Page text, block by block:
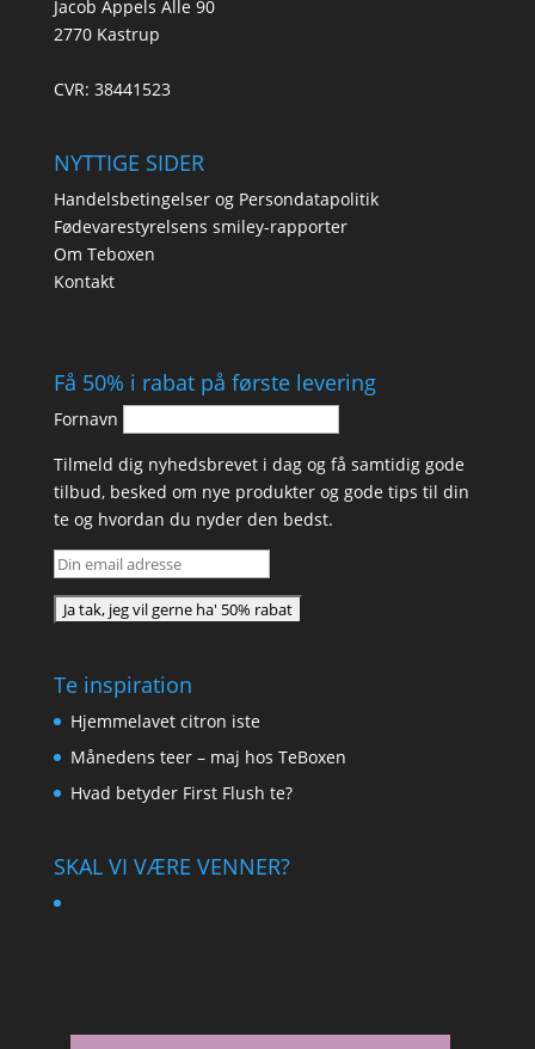
Jacob Appels Alle 90
2770 Kastrup
CVR: 38441523
NYTTIGE SIDER
Handelsbetingelser og Persondatapolitik
Fødevarestyrelsens smiley-rapporter
Om Teboxen
Kontakt
Få 50% i rabat på første levering
Fornavn
Tilmeld dig nyhedsbrevet i dag og få samtidig gode
tilbud, besked om nye produkter og gode tips til din
te og hvordan du nyder den bedst.
Te inspiration
Hjemmelavet citron iste
Månedens teer – maj hos TeBoxen
Hvad betyder First Flush te?
SKAL VI VÆRE VENNER?